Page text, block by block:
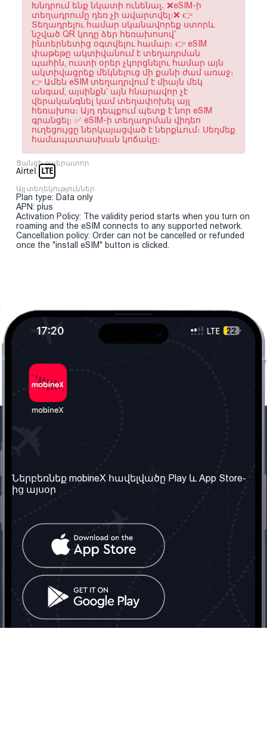
Խնդրում ենք նկատի ունենալ․ ❌eSIM-ի
տեղադրումը դեռ չի ավարտվել։❌ 👉
Տեղադրելու համար սկանավորեք ստորև
նշված QR կոդը ձեր հեռախոսով՝
ինտերնետից օգտվելու համար։ 👉 eSIM
փաթեթը ակտիվանում է տեղադրման
պահին, ուստի օրեր չկորցնելու համար այն
ակտիվացրեք մեկնելուց մի քանի ժամ առաջ։
👉 Ամեն eSIM տեղադրվում է միայն մեկ
անգամ, այսինքն՝ այն հնարավոր չէ
վերականգնել կամ տեղափոխել այլ
հեռախոս։ Այդ դեպքում պետք է նոր eSIM
գրանցել։ ✅ eSIM-ի տեղադրման վիդեո
ուղեցույցը ներկայացված է ներքևում։ Սեղմեք
համապատասխան կոճակը։
Ցանցի օպերատոր
Airtel LTE
Այլ տեղեկություններ
Plan type: Data only
APN: plus
Activation Policy: The validity period starts when you turn on
roaming and the eSIM connects to any supported network.
Cancellation policy: Order can not be cancelled or refunded
once the "install eSIM" button is clicked.
Մեր մասին
Մեր ծառայությունները
Պայմաններ և դրույթներ
Հաճախ տրվող հարցեր
Կապ մեզ հետ
Միացյալ
Թագավորություն: Մենք
գործընկեր ենք
փնտրում
Հայաստանում
Տարածել
սոցիալական
ցանցում
Ներբեռնեք mobineX հավելվածը Play և App Store-
ից այսօր